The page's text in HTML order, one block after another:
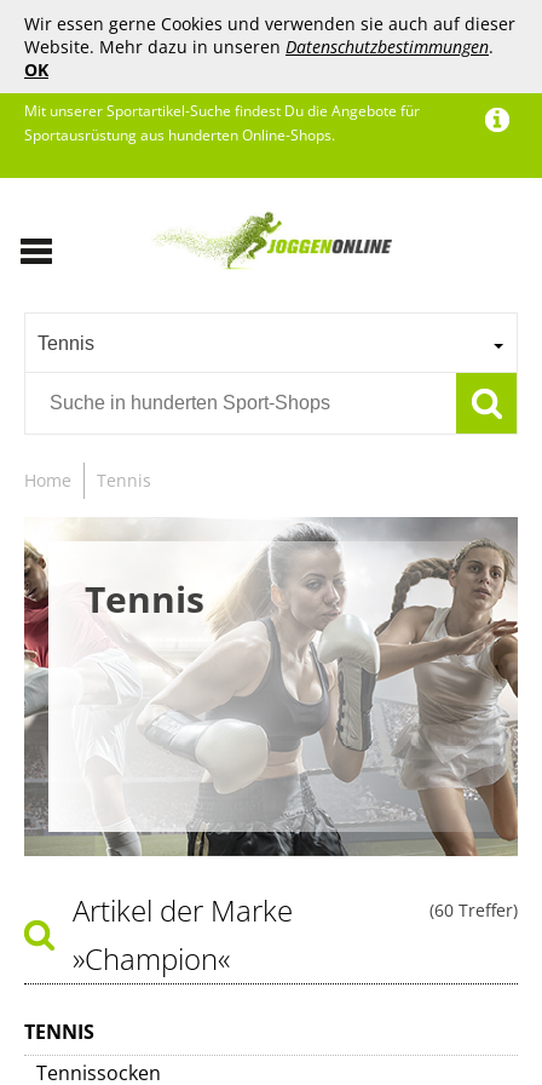
Wir essen gerne Cookies und verwenden sie auch auf dieser
Website. Mehr dazu in unseren Datenschutzbestimmungen.
OK
Mit unserer Sportartikel-Suche findest Du die Angebote für
Sportausrüstung aus hunderten Online-Shops.
Tennis
Home Tennis
Tennis
(60 Treffer)
Artikel der Marke
»Champion«
TENNIS
Tennissocken